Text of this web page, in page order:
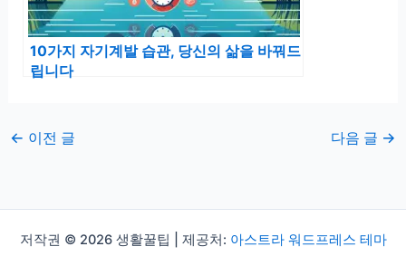
10가지 자기계발 습관, 당신의 삶을 바꿔드
립니다
← 이전 글 다음 글 →
저작권 © 2026 생활꿀팁 | 제공처: 아스트라 워드프레스 테마